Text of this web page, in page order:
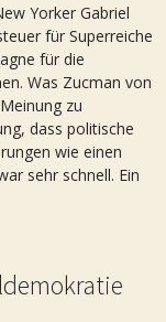
Yorker Gabriel
für Superreiche
für die
Was Zucman von
zu
dass politische
wie einen
sehr schnell. Ein